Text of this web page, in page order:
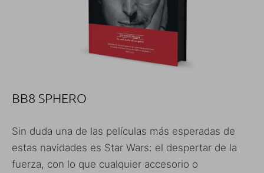
BB8 SPHERO
Sin duda una de las películas más esperadas de
estas navidades es Star Wars: el despertar de la
fuerza, con lo que cualquier accesorio o